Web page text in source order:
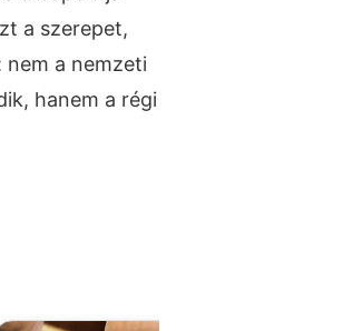
a szerepet,
nem a nemzeti
hanem a régi